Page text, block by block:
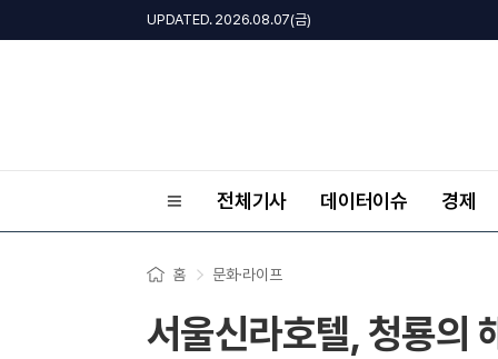
UPDATED. 2026.08.07(금)
전체기사 데이터이슈 경제
홈 문화·라이프
서울신라호텔, 청룡의